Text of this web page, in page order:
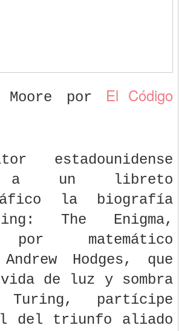
Moore por El Código
estadounidense
a un libreto
la biografía
The Enigma,
matemático
Hodges, que
de luz y sombra
partícipe
del triunfo aliado